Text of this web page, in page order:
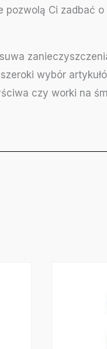
pozwolą Ci zadbać
wybór
czy worki na